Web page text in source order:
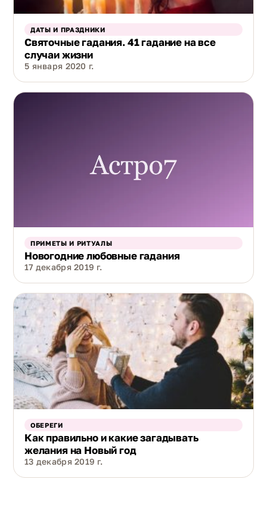
ДАТЫ И ПРАЗДНИКИ
Святочные гадания. 41 гадание на все
случаи жизни
5 января 2020 г.
ПРИМЕТЫ И РИТУАЛЫ
Новогодние любовные гадания
17 декабря 2019 г.
ОБЕРЕГИ
Как правильно и какие загадывать
желания на Новый год
13 декабря 2019 г.